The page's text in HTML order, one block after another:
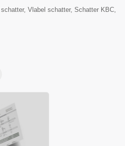
Vlabel schatter, Schatter KBC,